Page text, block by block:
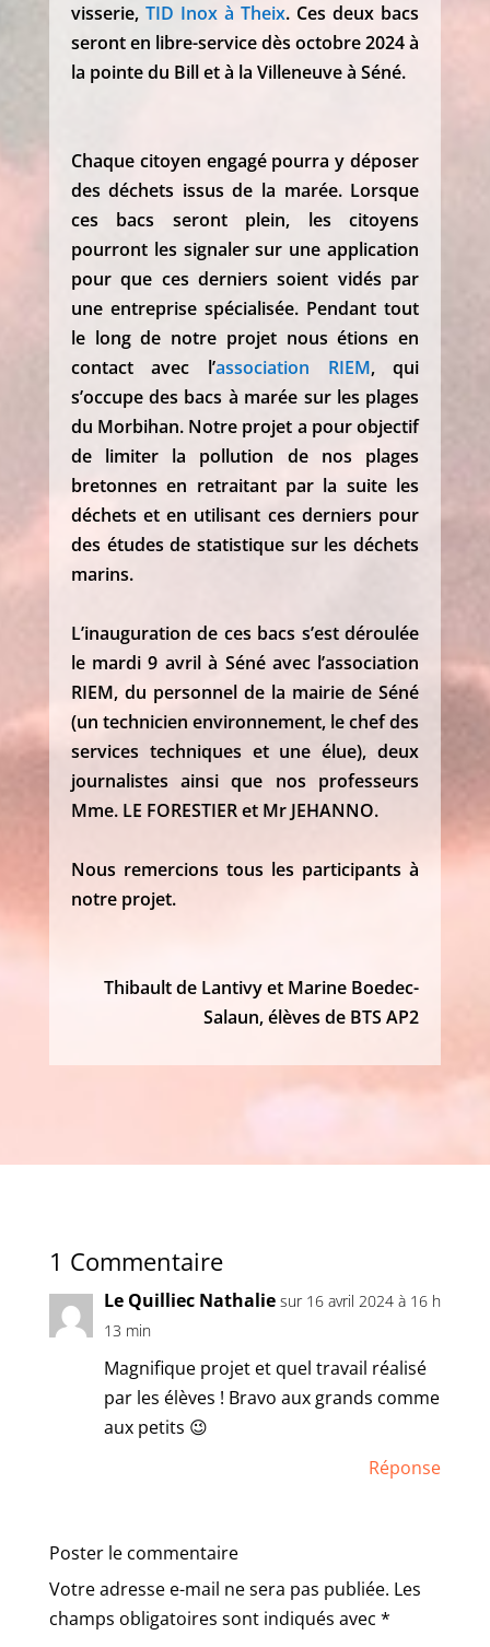
visserie, TID Inox à Theix. Ces deux bacs
seront en libre-service dès octobre 2024 à
la pointe du Bill et à la Villeneuve à Séné.
Chaque citoyen engagé pourra y déposer
des déchets issus de la marée. Lorsque
ces bacs seront plein, les citoyens
pourront les signaler sur une application
pour que ces derniers soient vidés par
une entreprise spécialisée. Pendant tout
le long de notre projet nous étions en
contact avec l’association RIEM, qui
s’occupe des bacs à marée sur les plages
du Morbihan. Notre projet a pour objectif
de limiter la pollution de nos plages
bretonnes en retraitant par la suite les
déchets et en utilisant ces derniers pour
des études de statistique sur les déchets
marins.
L’inauguration de ces bacs s’est déroulée
le mardi 9 avril à Séné avec l’association
RIEM, du personnel de la mairie de Séné
(un technicien environnement, le chef des
services techniques et une élue), deux
journalistes ainsi que nos professeurs
Mme. LE FORESTIER et Mr JEHANNO.
Nous remercions tous les participants à
notre projet.
Thibault de Lantivy et Marine Boedec-
Salaun, élèves de BTS AP2
1 Commentaire
Le Quilliec Nathalie sur 16 avril 2024 à 16 h
13 min
Magnifique projet et quel travail réalisé
par les élèves ! Bravo aux grands comme
aux petits 😉
Réponse
Poster le commentaire
Votre adresse e-mail ne sera pas publiée. Les
champs obligatoires sont indiqués avec *